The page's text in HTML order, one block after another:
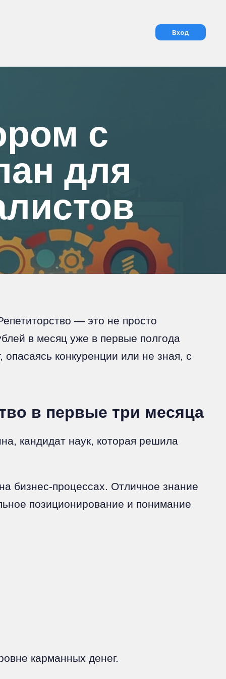
Вход
с
для
— это не просто
в месяц уже в первые полгода
конкуренции или не зная, с
в первые три месяца
кандидат наук, которая решила
бизнес-процессах. Отличное знание
позиционирование и понимание
карманных денег.